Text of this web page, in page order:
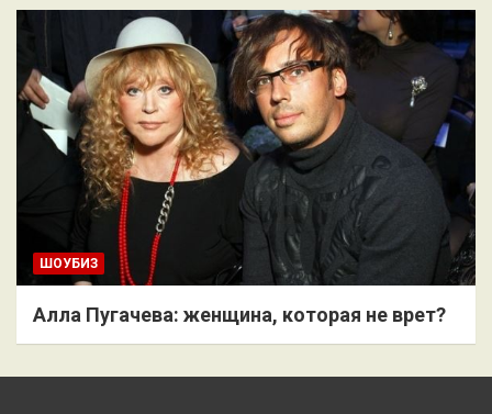
ШОУБИЗ
Алла Пугачева: женщина, которая не врет?